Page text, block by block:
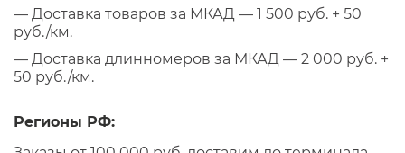
— Доставка товаров за МКАД — 1 500 руб. + 50
руб./км.
— Доставка длинномеров за МКАД — 2 000 руб. +
50 руб./км.
Регионы РФ: